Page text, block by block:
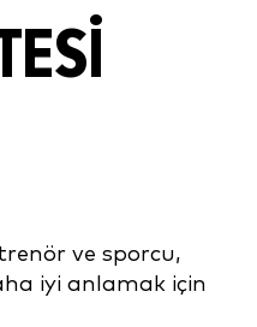
ve sporcu,
iyi anlamak için